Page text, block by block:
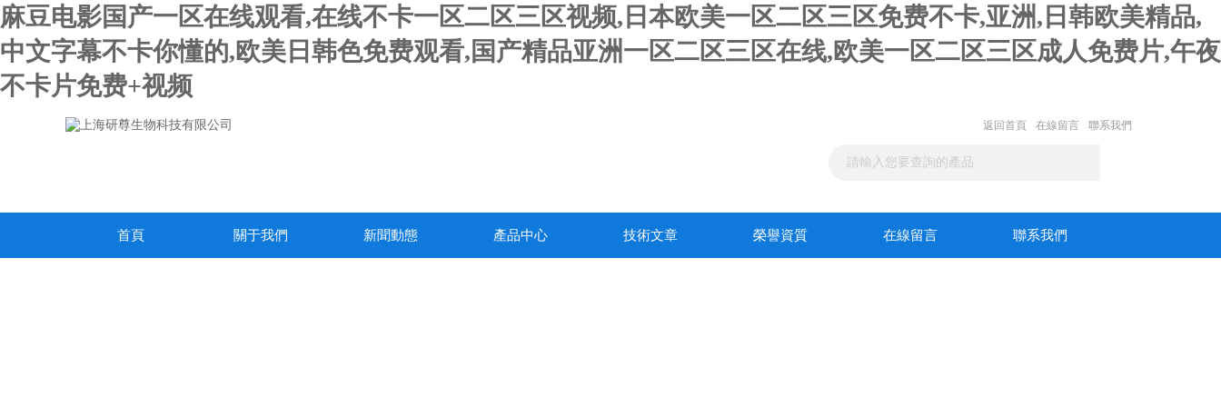
麻豆电影国产一区在线观看,在线不卡一区二区三区视频,日本欧美一区二区三区免费不卡,亚洲,日韩欧美精品,
中文字幕不卡你懂的,欧美日韩色免费观看,国产精品亚洲一区二区三区在线,欧美一区二区三区成人免费片,午夜
不卡片免费+视频
返回首頁 在線留言 聯系我們
首頁 關于我們 新聞動態 產品中心 技術文章 榮譽資質 在線留言 聯系我們